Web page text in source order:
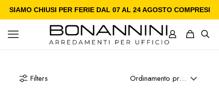
SIAMO CHIUSI PER FERIE DAL 07 AL 24 AGOSTO COMPRESI
Filters